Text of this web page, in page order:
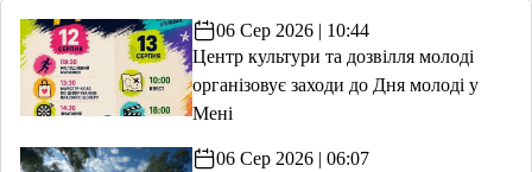
06 Сер 2026 | 10:44
Центр культури та дозвілля молоді
організовує заходи до Дня молоді у
Мені
06 Сер 2026 | 06:07